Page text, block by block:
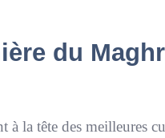
du
à la tête des meilleures